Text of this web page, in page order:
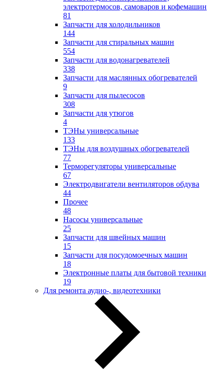
электротермосов, самоваров и кофемашин
81
Запчасти для холодильников
144
Запчасти для стиральных машин
554
Запчасти для водонагревателей
338
Запчасти для маслянных обогревателей
9
Запчасти для пылесосов
308
Запчасти для утюгов
4
ТЭНы универсальные
133
ТЭНы для воздушных обогревателей
77
Терморегуляторы универсальные
67
Электродвигатели вентиляторов обдува
44
Прочее
48
Насосы универсальные
25
Запчасти для швейных машин
15
Запчасти для посудомоечных машин
18
Электронные платы для бытовой техники
19
Для ремонта аудио-, видеотехники